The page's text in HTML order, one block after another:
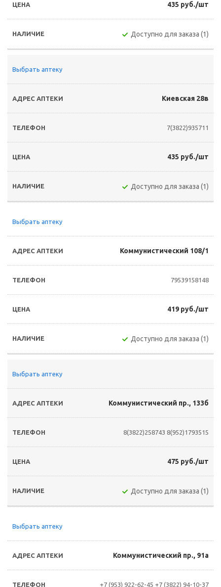
435 руб./шт
Доступно для заказа (1)
Выбрать аптеку
Киевская 28в
7(3822)935711
435 руб./шт
Доступно для заказа (1)
Выбрать аптеку
Коммунистический 108/1
79539158148
419 руб./шт
Доступно для заказа (1)
Выбрать аптеку
Коммунистический пр., 133б
8(3822)258743 8(952)1793515
475 руб./шт
Доступно для заказа (1)
Выбрать аптеку
Коммунистический пр., 91а
+7 (953) 922-62-45 +7 (3822) 94-10-37